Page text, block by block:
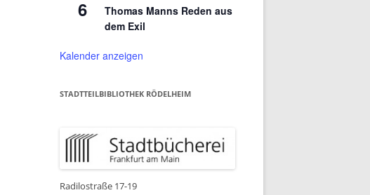
6
Thomas Manns Reden aus
dem Exil
Kalender anzeigen
STADTTEILBIBLIOTHEK RÖDELHEIM
Radilostraße 17-19